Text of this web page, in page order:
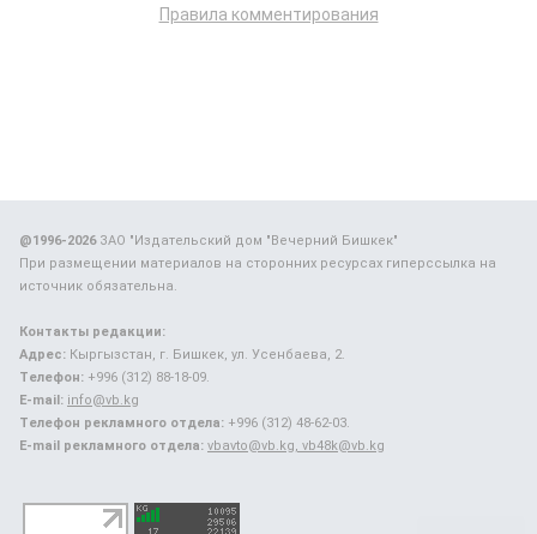
Правила комментирования
@1996-2026ЗАО "Издательский дом "Вечерний Бишкек"
При размещении материалов на сторонних ресурсах гиперссылка на
источник обязательна.
Контакты редакции:
Адрес: Кыргызстан, г. Бишкек, ул. Усенбаева, 2.
Телефон: +996 (312) 88-18-09.
E-mail: info@vb.kg
Телефон рекламного отдела: +996 (312) 48-62-03.
E-mail рекламного отдела: vbavto@vb.kg, vb48k@vb.kg